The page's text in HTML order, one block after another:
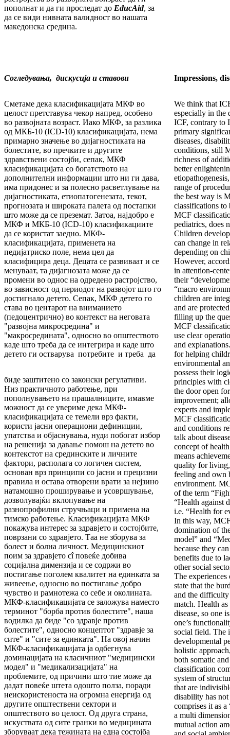
пополнат и да ги проследат до EducAid, за
да се види нивната валидност во нашата
македонска средина.
Согледувања, дискусија и ставови Impressions,
Сметаме дека класификацијата МКФ во
целост претставува чекор напред, особено
во развојната возраст. Иако МКФ, за разлика
од МКБ-10 (ICD-10) класификацијата, нема
примарно значење во дијагностиката на
болестите, во пречките и другите
здравствени состојби, сепак, МКФ
класификацијата со богатството на
дополнителни информации што ни ги дава,
има придонес и за полесно расветлување на
дијагностиката, етиопатогенезата, текот,
прогнозата и широката палета од постапки
што може да се преземат. Затоа, најдобро е
МКФ и МКБ-10 (ICD-10) класификациите
да се користат заедно. МКФ-
класификацијата, применета на
педијатриско поле, нема цел да
класифицира деца. Децата се развиваат и се
менуваат, та дијагнозата може да се
промени во однос на одредено растројство,
во зависност од периодот на развојот што го
достигнало детето. Сепак, МКФ детето го
става во центарот на вниманието
(педоцентрично) во контекст на неговата
"развојна микросредина" и
"макросредината", односно во општеството
каде што треба да се интегрира и каде што
детето ги остварува потребите и треба да
We think that
especially in the
ICF, contrary to
primary
diseases,
conditions, still
richness of
better
range of
the best way is
classifications to
MCF
pediatrics, does
Children
can change in
depending on
However,
in attention-
their
“macro
children are
and are
filling up the
MCF
use clear
and
for helping
environmental
possess their
principles with
the door open
improvement;
experts and
MCF
and conditions
talk about
concept of
means
quality for
feeling and own
environment.
of the term
“Health against
i.e. “Health for
In this way,
domination of
model” and
because they
benefits due to
other social
The
state that the
and the
match. Health
disease, so one
one’s
social field. The
developmental
holistic
both somatic
classification
system of
that are
disability has not
comprises it as
a multi
mutual action
биде заштитено со законски регулативи.
Низ практичното работење, при
пополнувањето на прашалниците, имавме
можност да се увериме дека МКФ-
класификацијата се темели врз факти,
користи јасни операциони дефиниции,
упатства и објаснувања, нуди побогат избор
на решенија за давање помош на детето во
контекстот на срединските и личните
фактори, располага со логичен систем,
основан врз принципи со јасни и прецизни
правила и остава отворени врати за нејзино
натамошно проширување и усовршување,
дозволувајќи вклопување на
разнопрофилни стручњаци и примена на
тимско работење. Класификацијата МКФ
покажува интерес за здравјето и состојбите,
поврзани со здравјето. Таа не зборува за
болест и болна личност. Медицинскиот
поим за здравјето сî повеќе добива
социјална димензија и се содржи во
постигање поголем квалитет на единката за
живеење, односно во постигање добро
чувство и рамнотежа со себе и околината.
МКФ-класификацијата се заложува наместо
терминот "борба против болестите", наша
водилка да биде "со здравје против
болестите", односно концептот "здравје за
сите" и "сите за единката". На овој начин
МКФ-класификацијата ја одбегнува
доминацијата на класичниот "медицински
модел" и "медикализацијата" на
проблемите, од причини што тие може да
дадат повеќе штета одошто полза, поради
неискористеноста на огромна енергија од
другите општествени сектори и
општеството во целост. Од друга страна,
искуствата од сите гранки во медицината
зборуваат дека тежината на една состојба